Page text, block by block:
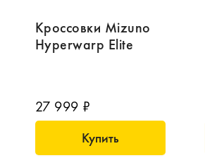
Кроссовки Mizuno
Hyperwarp Elite
27 999 ₽
Купить